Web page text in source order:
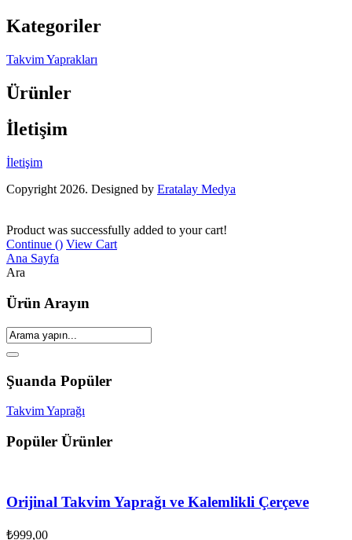
Kategoriler
Takvim Yaprakları
Ürünler
İletişim
İletişim
Copyright 2026. Designed by Eratalay Medya
Product was successfully added to your cart!
Continue () View Cart
Ana Sayfa
Ara
Ürün Arayın
Şuanda Popüler
Takvim Yaprağı
Popüler Ürünler
Orijinal Takvim Yaprağı ve Kalemlikli Çerçeve
₺999,00